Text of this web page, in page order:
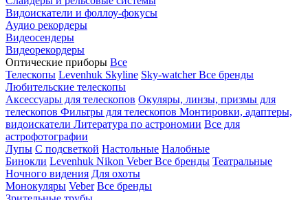
Видоискатели и фоллоу-фокусы
Аудио рекордеры
Видеосендеры
Видеорекордеры
Оптические приборы Все
Телескопы Levenhuk Skyline Sky-watcherВсе бренды
Любительские телескопы
Аксессуары для телескопов Окуляры, линзы, призмы для
телескопов Фильтры для телескопов Монтировки, адаптеры,
видоискатели Литература по астрономии Все для
астрофотографии
Лупы С подсветкой Настольные Налобные
Бинокли Levenhuk Nikon VeberВсе бренды Театральные
Ночного видения Для охоты
Монокуляры Veber Все бренды